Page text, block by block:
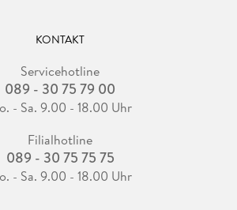
KONTAKT
Servicehotline
089 - 30 75 79 00
- Sa. 9.00 - 18.00 Uhr
Filialhotline
089 - 30 75 75 75
- Sa. 9.00 - 18.00 Uhr